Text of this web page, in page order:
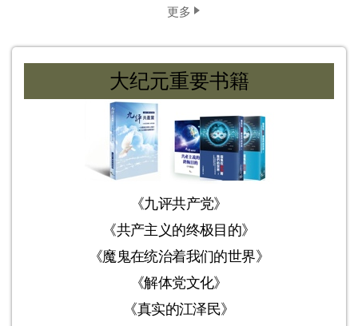
更多
大纪元重要书籍
《九评共产党》
《共产主义的终极目的》
《魔鬼在统治着我们的世界》
《解体党文化》
《真实的江泽民》